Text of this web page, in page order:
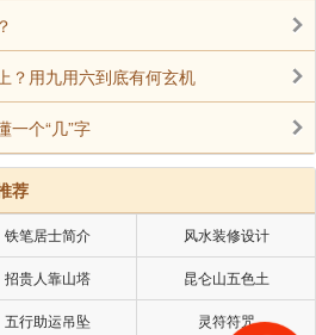
？用九用六到底有何玄机
一个“几”字
荐
铁笔居士简介 风水装修设计
招贵人靠山塔 昆仑山五色土
五行助运吊坠 灵符符咒